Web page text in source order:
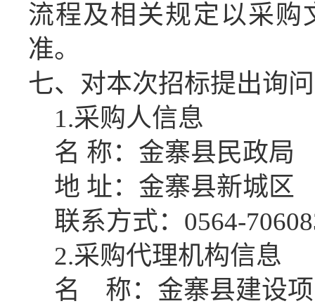
流程及相关规定以采购
准。
七、对本次招标提出询
1.采购人信息
名 称：金寨县民政局
地 址：金寨县新城区
联系方式： 0564-
2.采购代理机构信息
名
称：金寨县建设